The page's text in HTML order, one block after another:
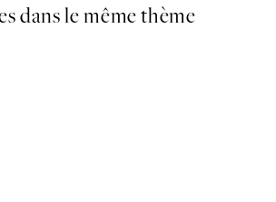
dans le même thème